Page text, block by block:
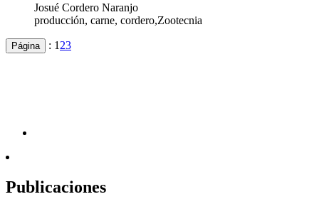
Josué Cordero Naranjo
producción, carne, cordero,Zootecnia
Página : 1 23
Publicaciones